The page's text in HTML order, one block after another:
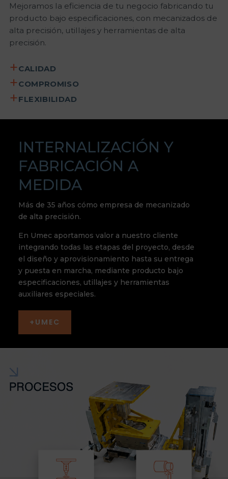
Mejoramos la eficiencia de tu negocio fabricando tu
producto bajo especificaciones, con mecanizados de
alta precisión, utillajes y herramientas de alta
precisión.
CALIDAD
COMPROMISO
FLEXIBILIDAD
INTERNALIZACIÓN Y
FABRICACIÓN A
MEDIDA
Más de 35 años cómo empresa de mecanizado
de alta precisión.
En Umec aportamos valor a nuestro cliente
integrando todas las etapas del proyecto, desde
el diseño y aprovisionamiento hasta su entrega
y puesta en marcha, mediante producto bajo
especificaciones, utillajes y herramientas
auxiliares especiales.
+UMEC